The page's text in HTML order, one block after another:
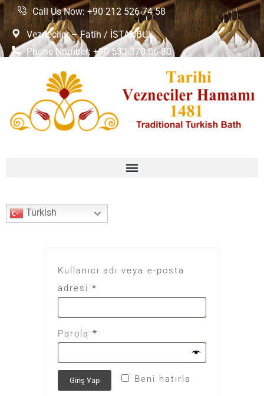
Call Us Now: +90 212 526 74 58
Vezneciler – Fatih / İSTANBUL
Phone Number: +90 533 370 06 80
Turkish
Kullanıcı adı veya e-posta
adresi *
Parola *
Beni hatırla
Giriş Yap